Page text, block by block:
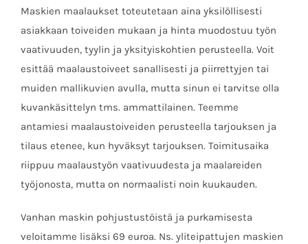
Maskien maalaukset toteutetaan aina yksilöllisesti
asiakkaan toiveiden mukaan ja hinta muodostuu työn
vaativuuden, tyylin ja yksityiskohtien perusteella. Voit
esittää maalaustoiveet sanallisesti ja piirrettyjen tai
muiden mallikuvien avulla, mutta sinun ei tarvitse olla
kuvankäsittelyn tms. ammattilainen. Teemme
antamiesi maalaustoiveiden perusteella tarjouksen ja
tilaus etenee, kun hyväksyt tarjouksen. Toimitusaika
riippuu maalaustyön vaativuudesta ja maalareiden
työjonosta, mutta on normaalisti noin kuukauden.
Vanhan maskin pohjustustöistä ja purkamisesta
veloitamme lisäksi 69 euroa. Ns. yliteipattujen maskien